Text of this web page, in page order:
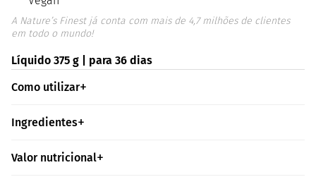
A Nature’s Finest já conta com mais de 4,7 milhões de clientes
em todo o mundo!
Líquido 375 g | para 36 dias
Como utilizar
Ingredientes
Valor nutricional